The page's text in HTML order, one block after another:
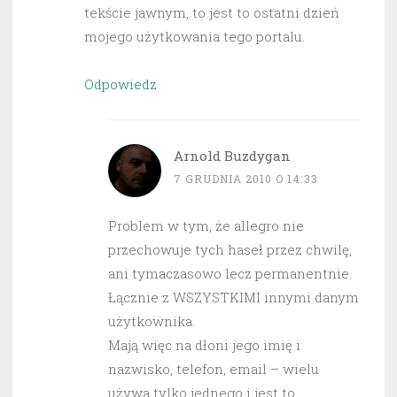
tekście jawnym, to jest to ostatni dzień
mojego użytkowania tego portalu.
Odpowiedz
Arnold Buzdygan
7 GRUDNIA 2010 O 14:33
Problem w tym, że allegro nie
przechowuje tych haseł przez chwilę,
ani tymaczasowo lecz permanentnie.
Łącznie z WSZYSTKIMI innymi danym
użytkownika.
Mają więc na dłoni jego imię i
nazwisko, telefon, email – wielu
używa tylko jednego i jest to